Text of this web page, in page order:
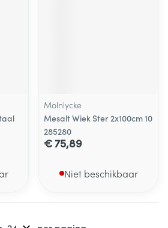
Molnlycke
Mesalt Wiek Ster 2x100cm 10
285280
€ 75,89
Niet beschikbaar